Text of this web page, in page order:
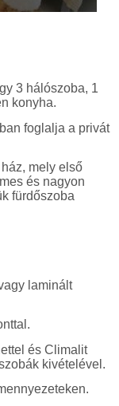
3 hálószoba, 1
konyha.
foglalja a privát
mely első
és nagyon
fürdőszoba
laminált
és Climalit
kivételével.